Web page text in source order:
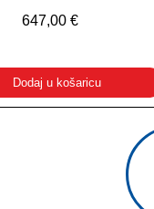
647,00 €
Dodaj u košaricu